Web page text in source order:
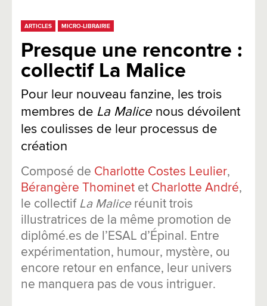
ARTICLES MICRO-LIBRAIRIE
Presque une rencontre :
collectif La Malice
Pour leur nouveau fanzine, les trois
membres de La Malice nous dévoilent
les coulisses de leur processus de
création
Composé de Charlotte Costes Leulier,
Bérangère Thominet et Charlotte André,
le collectif La Maliceréunit trois
illustratrices de la même promotion de
diplômé.es de l’ESAL d’Épinal. Entre
expérimentation, humour, mystère, ou
encore retour en enfance, leur univers
ne manquera pas de vous intriguer.